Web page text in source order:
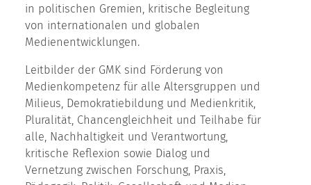
in politischen Gremien, kritische Begleitung
von internationalen und globalen
Medienentwicklungen.
Leitbilder der GMK sind Förderung von
Medienkompetenz für alle Altersgruppen und
Milieus, Demokratiebildung und Medienkritik,
Pluralität, Chancengleichheit und Teilhabe für
alle, Nachhaltigkeit und Verantwortung,
kritische Reflexion sowie Dialog und
Vernetzung zwischen Forschung, Praxis,